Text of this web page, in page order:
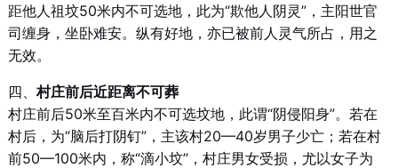
距他人祖坟50米内不可选地，此为“欺他人阴灵”，主阳世官
司缠身，坐卧难安。纵有好地，亦已被前人灵气所占，用之
无效。
四、村庄前后近距离不可葬
村庄前后50米至百米内不可选坟地，此谓“阴侵阳身”。若在
村后，为“脑后打阴钉”，主该村20—40岁男子少亡；若在村
前50—100米内，称“滴小坟”，村庄男女受损，尤以女子为